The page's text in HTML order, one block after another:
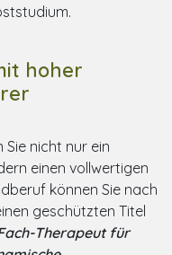
hoher
nicht nur ein
einen vollwertigen
können Sie nach
geschützten Titel
Therapeut für